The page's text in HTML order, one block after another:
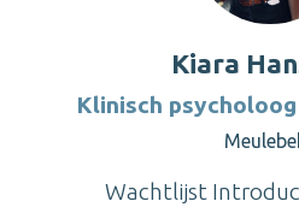
Kiara
Klinisch
Wachtlijst